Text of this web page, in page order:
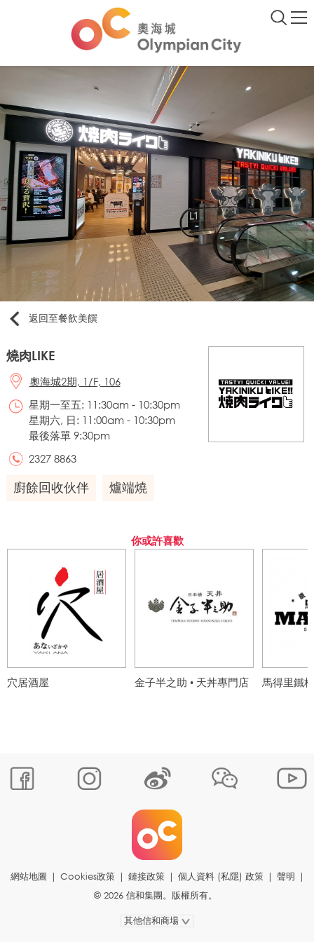
返回至餐飲美饌
燒肉LIKE
奧海城2期, 1/F, 106
星期一至五: 11:30am - 10:30pm
星期六, 日: 11:00am - 10:30pm
最後落單 9:30pm
2327 8863
廚餘回收伙伴 爐端燒
你或許喜歡
穴居酒屋 金子半之助 • 天丼專門店 馬得里鐵
網站地圖 Cookies政策 鏈接政策 個人資料 (私隱) 政策 聲明
© 2026 信和集團。版權所有。
其他信和商場